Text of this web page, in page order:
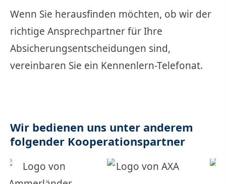
Wenn Sie herausfinden möchten, ob wir der
richtige Ansprechpartner für Ihre
Absicherungsentscheidungen sind,
vereinbaren Sie ein Kennenlern-Telefonat.
Wir bedienen uns unter anderem
folgender Kooperationspartner